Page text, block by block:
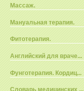
Массаж.
Мануальная терапия.
Фитотерапия.
Английский для враче...
Фунготерапия. Кордиц...